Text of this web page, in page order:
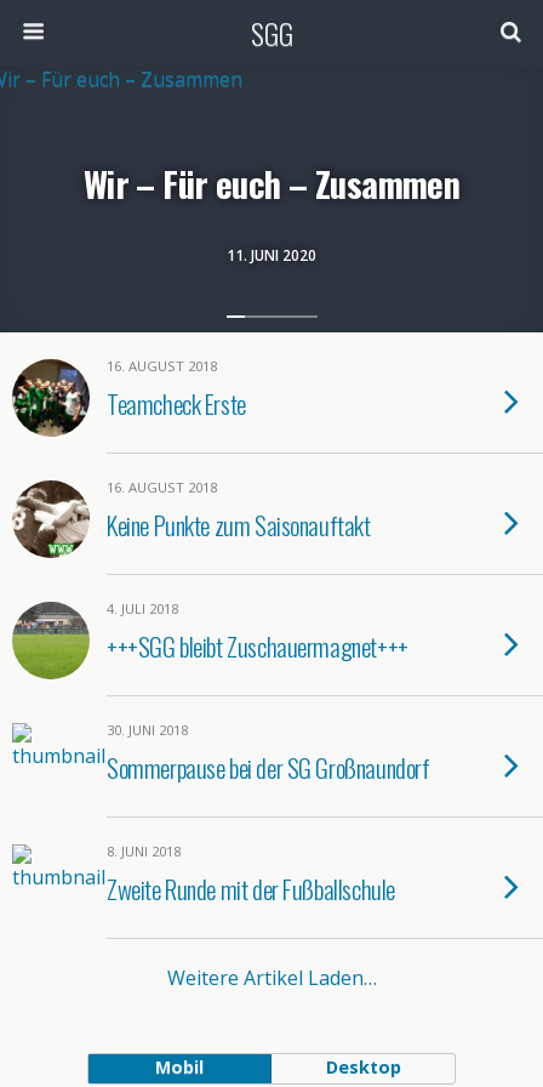
SGG
11. JUNI 2020
Wir – Für euch – Zusammen
16. AUGUST 2018
Teamcheck Erste
16. AUGUST 2018
Keine Punkte zum Saisonauftakt
4. JULI 2018
+++SGG bleibt Zuschauermagnet+++
30. JUNI 2018
Sommerpause bei der SG Großnaundorf
8. JUNI 2018
Zweite Runde mit der Fußballschule
Weitere Artikel Laden…
Mobil Desktop